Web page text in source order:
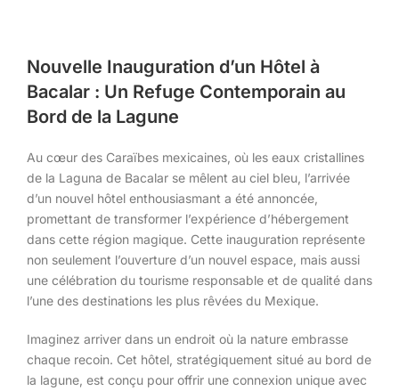
Nouvelle Inauguration d’un Hôtel à
Bacalar : Un Refuge Contemporain au
Bord de la Lagune
Au cœur des Caraïbes mexicaines, où les eaux cristallines
de la Laguna de Bacalar se mêlent au ciel bleu, l’arrivée
d’un nouvel hôtel enthousiasmant a été annoncée,
promettant de transformer l’expérience d’hébergement
dans cette région magique. Cette inauguration représente
non seulement l’ouverture d’un nouvel espace, mais aussi
une célébration du tourisme responsable et de qualité dans
l’une des destinations les plus rêvées du Mexique.
Imaginez arriver dans un endroit où la nature embrasse
chaque recoin. Cet hôtel, stratégiquement situé au bord de
la lagune, est conçu pour offrir une connexion unique avec